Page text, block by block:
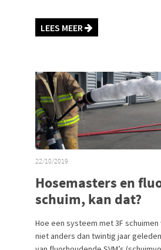
LEES MEER
22/10/2019
Hosemasters en
schuim, kan dat?
Hoe een systeem met 3F
niet anders dan twintig jaar